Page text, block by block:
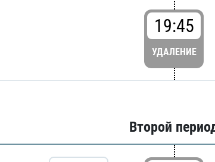
19:45
УДАЛЕНИЕ
Второй